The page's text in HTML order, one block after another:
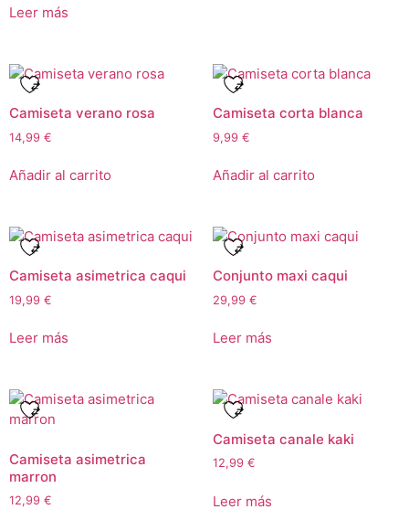
Leer más
Camiseta verano rosa
14,99 €
Añadir al carrito
Camiseta corta blanca
9,99 €
Añadir al carrito
Camiseta asimetrica caqui
19,99 €
Leer más
Conjunto maxi caqui
29,99 €
Leer más
Camiseta asimetrica
marron
12,99 €
Camiseta canale kaki
12,99 €
Leer más